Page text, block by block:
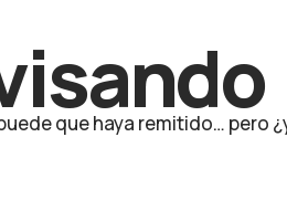
que haya remitido… pero